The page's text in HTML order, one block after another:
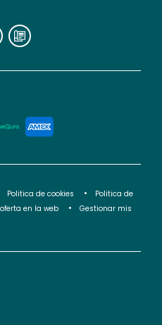
información,
puedes
nuestra
de
privacidad</2>.
Politica de cookies
Politica de
en la web
Gestionar mis